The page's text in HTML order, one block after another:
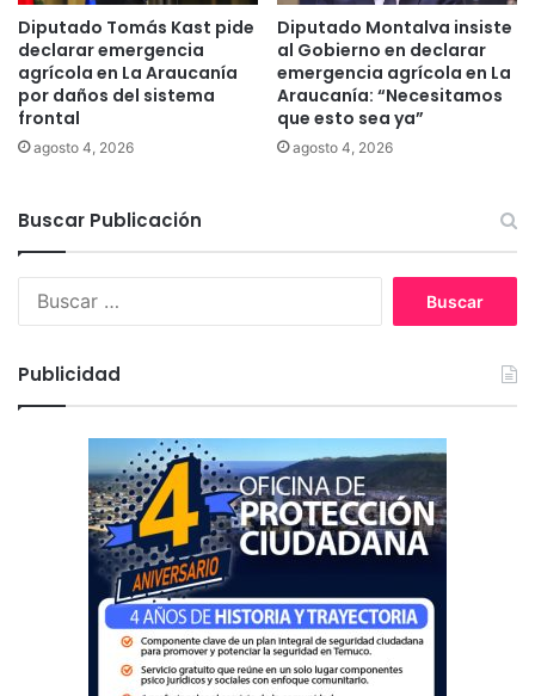
n
i
d
a
d
d
c
e
s
u
t
í
o
Diputado Tomás Kast pide
declarar emergencia
agrícola en La Araucanía
por daños del sistema
frontal
agosto 4, 2026
Diputado Montalva insiste
al Gobierno en declarar
emergencia agrícola en La
Araucanía: “Necesitamos
que esto sea ya”
agosto 4, 2026
Buscar Publicación
:
Publicidad